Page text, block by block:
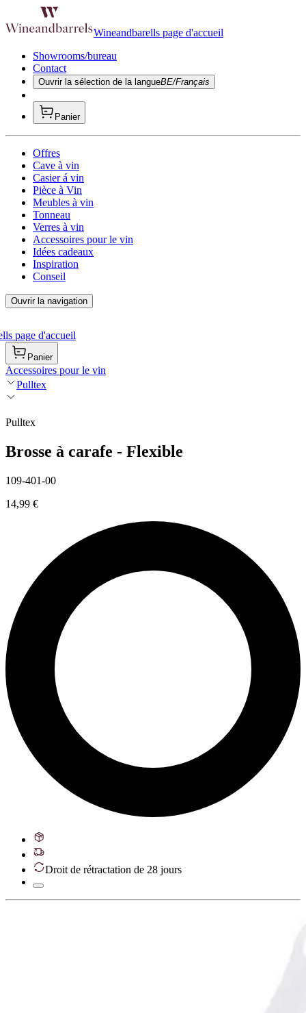
Wineandbarells page d'accueil
Showrooms/bureau
Contact
Ouvrir la sélection de la langueBE/Français
Panier
Offres
Cave à vin
Casier á vin
Pièce à Vin
Meubles à vin
Tonneau
Verres à vin
Accessoires pour le vin
Idées cadeaux
Inspiration
Conseil
Ouvrir la navigation
page d'accueil
Panier
Accessoires pour le vin
Pulltex
Pulltex
Brosse à carafe - Flexible
109-401-00
14,99 €
Droit de rétractation de 28 jours